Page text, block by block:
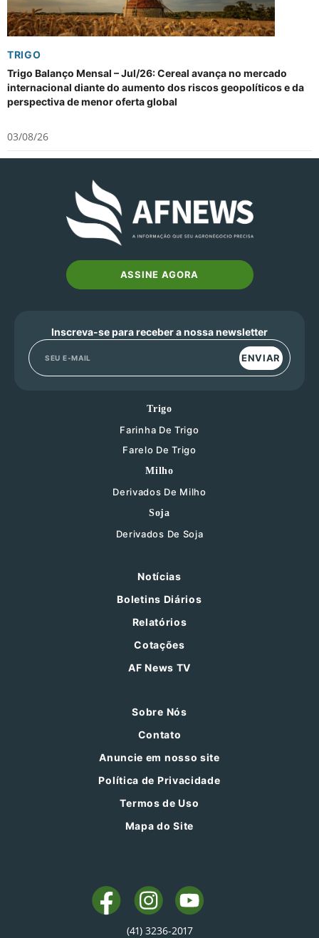
TRIGO
Trigo Balanço Mensal – Jul/26: Cereal avança no mercado
internacional diante do aumento dos riscos geopolíticos e da
perspectiva de menor oferta global
03/08/26
ASSINE AGORA
Inscreva-se para receber a nossa newsletter
ENVIAR
Trigo
Farinha De Trigo
Farelo De Trigo
Milho
Derivados De Milho
Soja
Derivados De Soja
Notícias
Boletins Diários
Relatórios
Cotações
AF News TV
Sobre Nós
Contato
Anuncie em nosso site
Política de Privacidade
Termos de Uso
Mapa do Site
(41) 3236-2017